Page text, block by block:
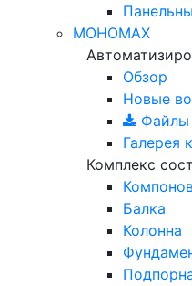
МОНОМАХ
Обзор
Новые
Файлы
Галерея
Комплекс
Балка
Колонна